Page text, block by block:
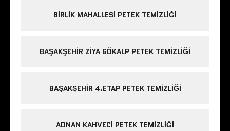
BIRLIK MAHALLESI PETEK TEMIZLIĞI
BAŞAKŞEHIR ZIYA GÖKALP PETEK TEMIZLIĞI
BAŞAKŞEHIR 4.ETAP PETEK TEMIZLIĞI
ADNAN KAHVECI PETEK TEMIZLIĞI